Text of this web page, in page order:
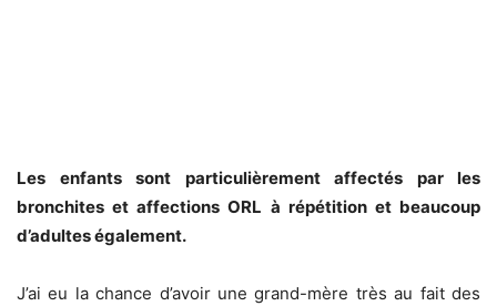
Les enfants sont particulièrement affectés par les
bronchites et affections ORL à répétition et beaucoup
d’adultes également.
J’ai eu la chance d’avoir une grand-mère très au fait des